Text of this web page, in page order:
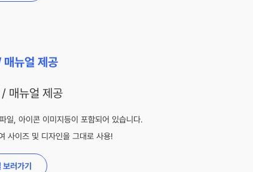
뉴얼 제공
일, 아이콘 이미지등이 포함되어 있습니다.
사이즈 및 디자인을 그대로 사용!
러가기